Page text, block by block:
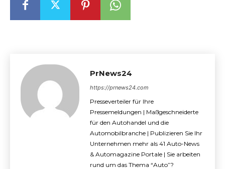
PrNews24
https://prnews24.com
Presseverteiler für Ihre
Pressemeldungen | Maßgeschneiderte
für den Autohandel und die
Automobilbranche | Publizieren Sie Ihr
Unternehmen mehr als 41 Auto-News
& Automagazine Portale | Sie arbeiten
rund um das Thema “Auto”?